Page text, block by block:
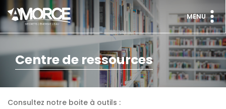
MENU
Centre de ressources
Consultez notre boite à outils :